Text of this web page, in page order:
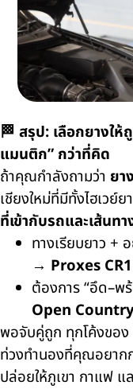
🏁 สรุป: เลือกยางให้
แมนติก” กว่าที่คิด
ถ้าคุณกำลังถามว่า ยา
เชียงใหม่ที่มีทั้งไฮเวย์
ที่เข้ากับรถและเส้นทา
ทางเรียบยาว +
→ Proxes
ต้องการ “อึด–พ
Open
พอจับคู่ถูก ทุกโค้งของ
ท่วงทำนองที่คุณอยาก
ปล่อยให้ภูเขา กาแฟ